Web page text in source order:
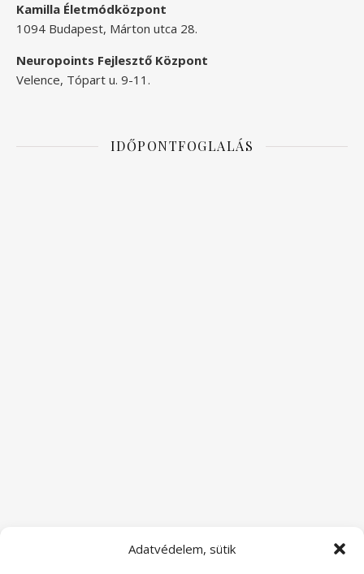
Adatvédelem, sütik
Kamilla Életmódközpont
1094 Budapest, Márton utca 28.
Neuropoints Fejlesztő Központ
Velence, Tópart u. 9-11.
IDŐPONTFOGLALÁS